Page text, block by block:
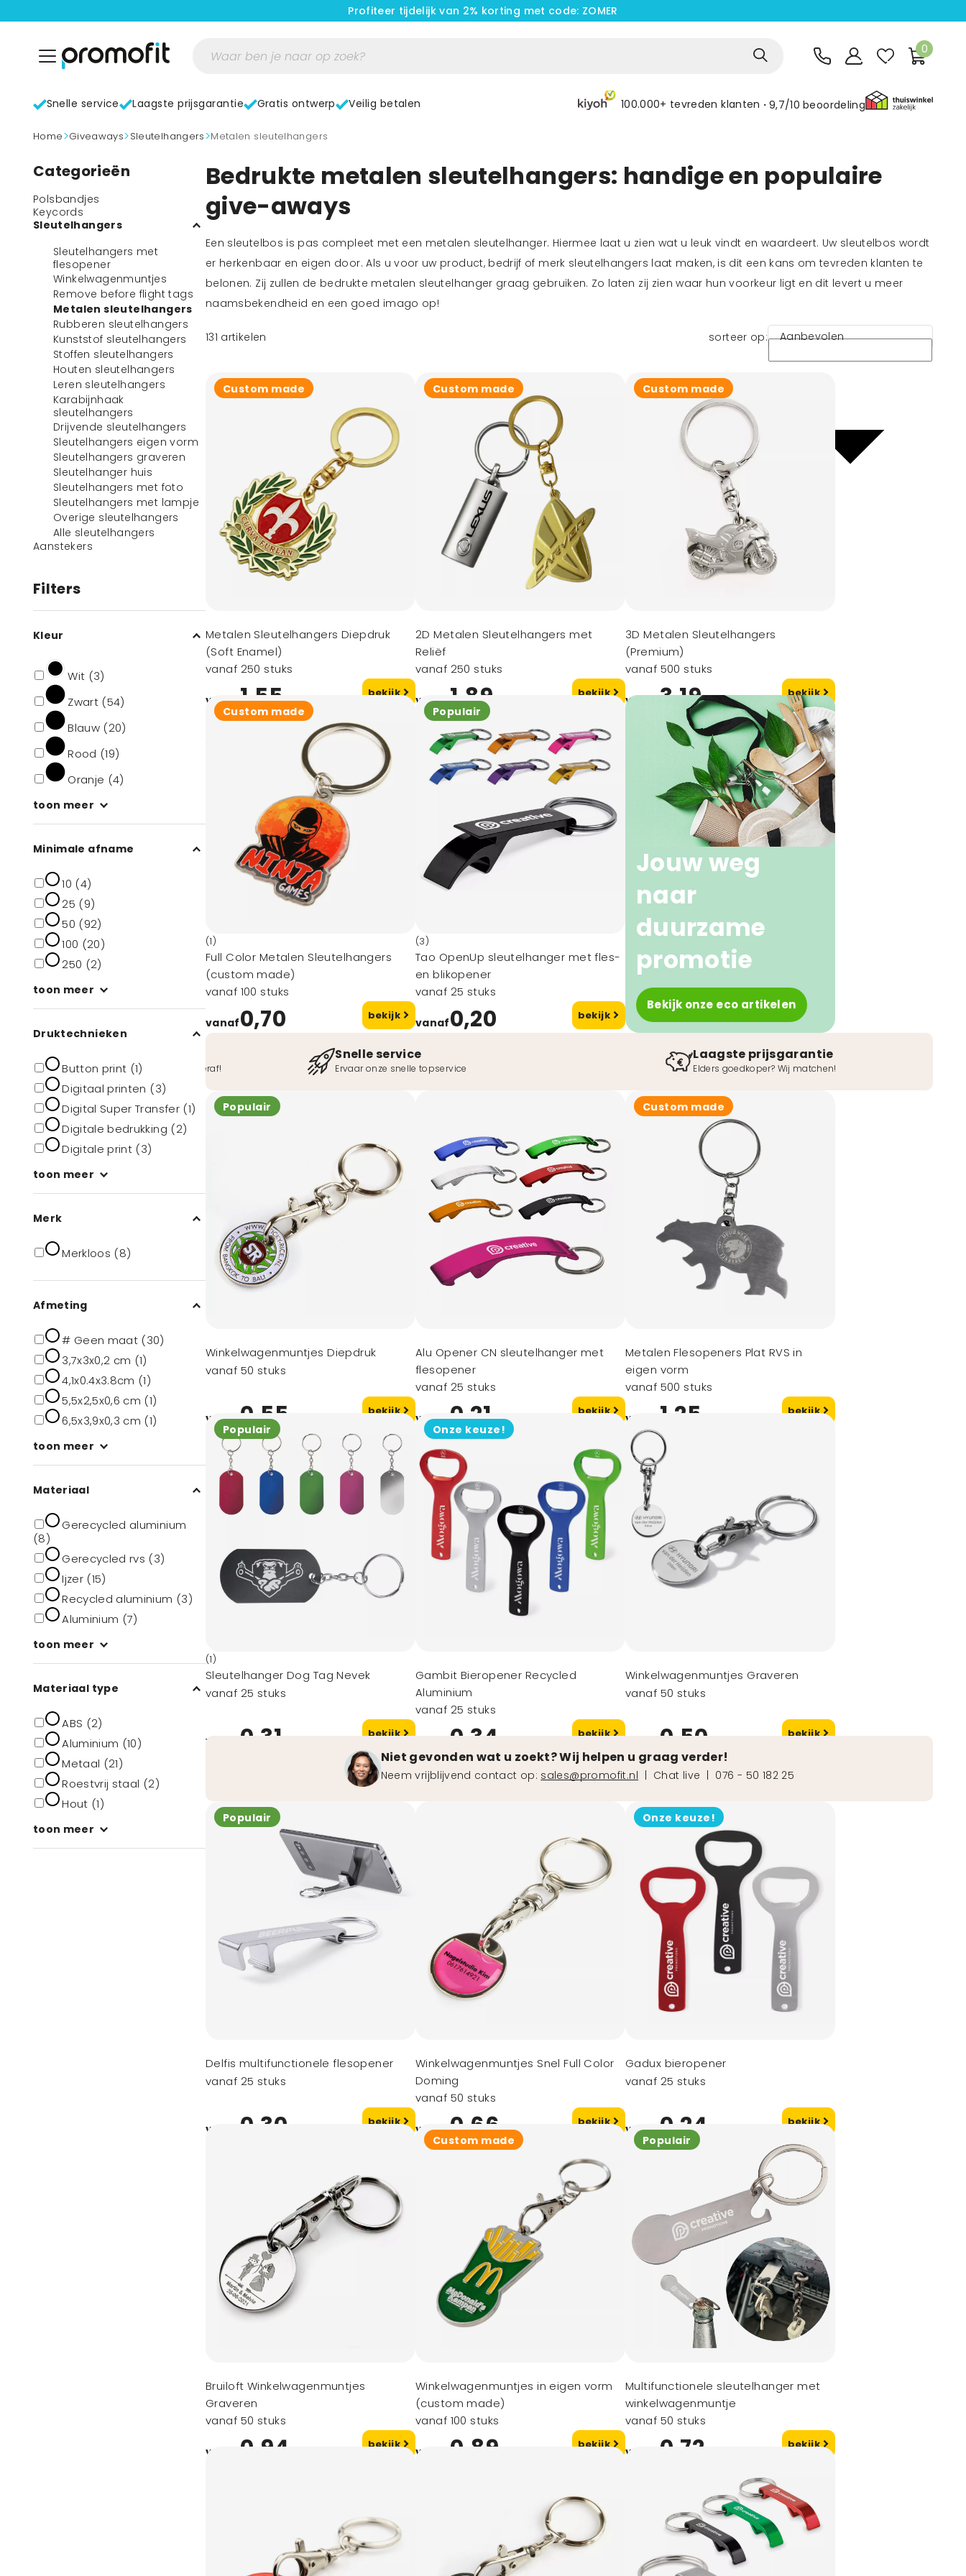
Profiteer tijdelijk van 2% korting met code: ZOMER
0
Snelle service Laagste prijsgarantie Gratis ontwerp Veilig betalen 100.000+ tevreden klanten 9,7/10 beoordeling
home> Giveaways> Sleutelhangers> Metalen sleutelhangers
Categorieën
Polsbandjes
Keycords
Sleutelhangers
Sleutelhangers met
flesopener
Winkelwagenmuntjes
Remove before flight tags
Metalen sleutelhangers
Rubberen sleutelhangers
Kunststof sleutelhangers
Stoffen sleutelhangers
Houten sleutelhangers
Leren sleutelhangers
Karabijnhaak
sleutelhangers
Drijvende sleutelhangers
Sleutelhangers eigen vorm
Sleutelhangers graveren
Sleutelhanger huis
Sleutelhangers met foto
Sleutelhangers met lampje
Overige sleutelhangers
Alle sleutelhangers
Aanstekers
Filters
Kleur
Wit (3)
Zwart (54)
Blauw (20)
Rood (19)
Oranje (4)
toon meer
Minimale afname
10 (4)
25 (9)
50 (92)
100 (20)
250 (2)
toon meer
Druktechnieken
Button print (1)
Digitaal printen (3)
Digital Super Transfer (1)
Digitale bedrukking (2)
Digitale print (3)
toon meer
Merk
Merkloos (8)
Afmeting
# Geen maat (30)
3,7x3x0,2 cm (1)
4,1x0.4x3.8cm (1)
5,5x2,5x0,6 cm (1)
6,5x3,9x0,3 cm (1)
toon meer
Materiaal
Gerecycled aluminium
(8)
Gerecycled rvs (3)
Ijzer (15)
Recycled aluminium (3)
Aluminium (7)
toon meer
Materiaal type
ABS (2)
Aluminium (10)
Metaal (21)
Roestvrij staal (2)
Hout (1)
toon meer
Bedrukte metalen sleutelhangers: handige en populaire
give-aways
Een sleutelbos is pas compleet met een metalen sleutelhanger. Hiermee laat u zien wat u leuk vindt en waardeert. Uw sleutelbos wordt
er herkenbaar en eigen door. Als u voor uw product, bedrijf of merk sleutelhangers laat maken, is dit een kans om tevreden klanten te
belonen. Zij zullen de bedrukte metalen sleutelhanger graag gebruiken. Zo laten zij zien waar hun voorkeur ligt en dit levert u meer
naamsbekendheid en een goed imago op!
131 artikelen sorteer op: Aanbevolen
Custom made
Metalen Sleutelhangers Diepdruk
(Soft Enamel)
vanaf 250 stuks
vanaf1,55 bekijk
Custom made
2D Metalen Sleutelhangers met
Reliëf
vanaf 250 stuks
vanaf1,89 bekijk
Custom made
3D Metalen Sleutelhangers
(Premium)
vanaf 500 stuks
vanaf 3,19 bekijk
Custom made
(1)
Full Color Metalen Sleutelhangers
(custom made)
vanaf 100 stuks
vanaf0,70 bekijk
Populair
(3)
Tao OpenUp sleutelhanger met fles-
en blikopener
vanaf 25 stuks
vanaf0,20 bekijk
Jouw weg
naar
duurzame
promotie
Bekijk onze eco artikelen
Snelle service
Ervaar onze snelle topservice
Laagste prijsgarantie
Elders goedkoper? Wij matchen!
O.a. iDeal, Bancontact, ook achteraf!
Populair
Winkelwagenmuntjes Diepdruk
vanaf 50 stuks
vanaf0,55 bekijk
Alu Opener CN sleutelhanger met
flesopener
vanaf 25 stuks
vanaf0,21 bekijk
Custom made
Metalen Flesopeners Plat RVS in
eigen vorm
vanaf 500 stuks
vanaf 1,25 bekijk
Populair
(1)
Sleutelhanger Dog Tag Nevek
vanaf 25 stuks
vanaf 0,31 bekijk
Onze keuze!
Gambit Bieropener Recycled
Aluminium
vanaf 25 stuks
0,34 bekijk
Winkelwagenmuntjes Graveren
vanaf 50 stuks
0,50 bekijk
Niet gevonden wat u zoekt? Wij helpen u graag verder!
Neem vrijblijvend contact op: sales@promofit.nl Chat live 076 - 50 182 25
Populair
Delfis multifunctionele flesopener
vanaf 25 stuks
vanaf 0,30 bekijk
Winkelwagenmuntjes Snel Full Color
Doming
vanaf 50 stuks
vanaf0,66 bekijk
Onze keuze!
Gadux bieropener
vanaf 25 stuks
vanaf0,24 bekijk
Bruiloft Winkelwagenmuntjes
Graveren
vanaf 50 stuks
vanaf 0,94 bekijk
Custom made
Winkelwagenmuntjes in eigen vorm
(custom made)
vanaf 100 stuks
vanaf 0,89 bekijk
Populair
Multifunctionele sleutelhanger met
winkelwagenmuntje
vanaf 50 stuks
vanaf 0,72 bekijk